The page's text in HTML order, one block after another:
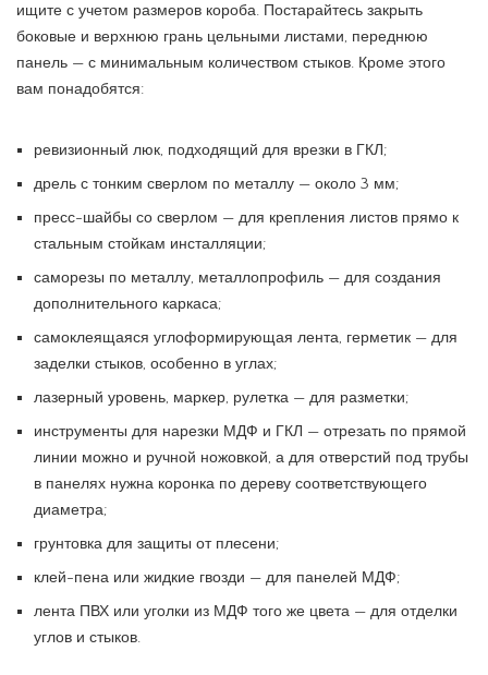
ищите с учетом размеров короба. Постарайтесь закрыть
боковые и верхнюю грань цельными листами, переднюю
панель — с минимальным количеством стыков. Кроме этого
вам понадобятся:
ревизионный люк, подходящий для врезки в ГКЛ;
дрель с тонким сверлом по металлу — около 3 мм;
пресс-шайбы со сверлом — для крепления листов прямо к
стальным стойкам инсталляции;
саморезы по металлу, металлопрофиль — для создания
дополнительного каркаса;
самоклеящаяся углоформирующая лента, герметик — для
заделки стыков, особенно в углах;
лазерный уровень, маркер, рулетка — для разметки;
инструменты для нарезки МДФ и ГКЛ — отрезать по прямой
линии можно и ручной ножовкой, а для отверстий под трубы
в панелях нужна коронка по дереву соответствующего
диаметра;
грунтовка для защиты от плесени;
клей-пена или жидкие гвозди — для панелей МДФ;
лента ПВХ или уголки из МДФ того же цвета — для отделки
углов и стыков.